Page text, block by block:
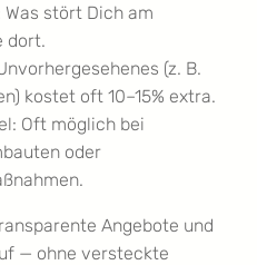
stört Dich am
dort.
(z. B.
kostet oft 10–15% extra.
Oft möglich bei
oder
Angebote und
— ohne versteckte